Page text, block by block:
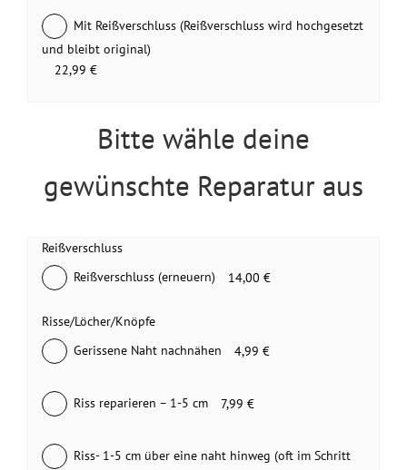
Mit Reißverschluss (Reißverschluss wird hochgesetzt
und bleibt original)
22,99 €
Bitte wähle deine
gewünschte Reparatur aus
Reißverschluss
Reißverschluss (erneuern)
14,00 €
Risse/Löcher/Knöpfe
Gerissene Naht nachnähen
4,99 €
Riss reparieren – 1-5 cm 7,99 €
Riss- 1-5 cm über eine naht hinweg (oft im Schritt